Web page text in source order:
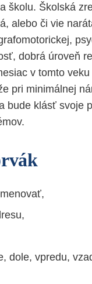
školu. Školská
alebo či vie
dobrá úroveň
v tomto
pri minimálnej
bude klásť svoje
dole, vpredu,